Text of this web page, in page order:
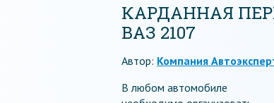
КАРДАННАЯ
ВАЗ 2107
Автор: Компания
В любом автомобиле